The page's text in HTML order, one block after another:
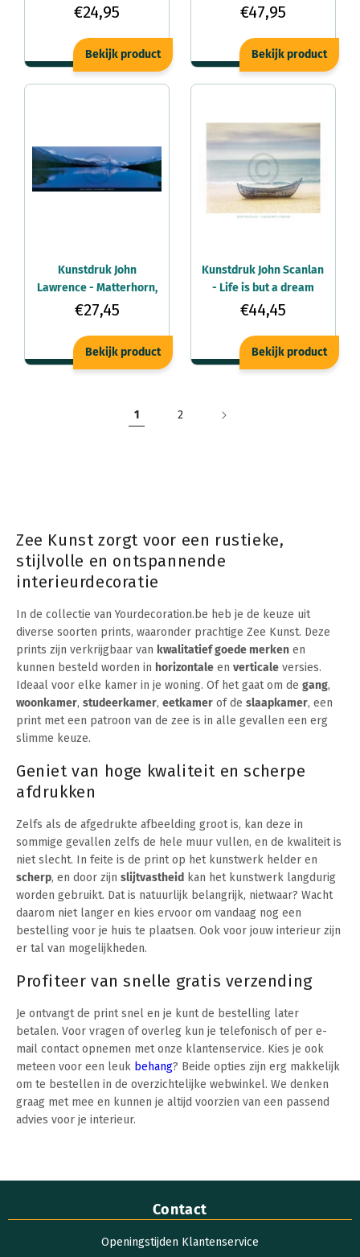
views 95x33cm
€24,95
Bekijk product
€47,95
Bekijk product
Kunstdruk John
Lawrence - Matterhorn,
Zermatt 95x33cm
€27,45
Bekijk product
Kunstdruk John Scanlan
- Life is but a dream
81x66cm
€44,45
Bekijk product
1 2
Zee Kunst zorgt voor een rustieke,
stijlvolle en ontspannende
interieurdecoratie
In de collectie van Yourdecoration.be heb je de keuze uit
diverse soorten prints, waaronder prachtige Zee Kunst. Deze
prints zijn verkrijgbaar van kwalitatief goede merken en
kunnen besteld worden in horizontale en verticale versies.
Ideaal voor elke kamer in je woning. Of het gaat om de gang,
woonkamer, studeerkamer, eetkamer of de slaapkamer, een
print met een patroon van de zee is in alle gevallen een erg
slimme keuze.
Geniet van hoge kwaliteit en scherpe
afdrukken
Zelfs als de afgedrukte afbeelding groot is, kan deze in
sommige gevallen zelfs de hele muur vullen, en de kwaliteit is
niet slecht. In feite is de print op het kunstwerk helder en
scherp, en door zijn slijtvastheid kan het kunstwerk langdurig
worden gebruikt. Dat is natuurlijk belangrijk, nietwaar? Wacht
daarom niet langer en kies ervoor om vandaag nog een
bestelling voor je huis te plaatsen. Ook voor jouw interieur zijn
er tal van mogelijkheden.
Profiteer van snelle gratis verzending
Je ontvangt de print snel en je kunt de bestelling later
betalen. Voor vragen of overleg kun je telefonisch of per e-
mail contact opnemen met onze klantenservice. Kies je ook
meteen voor een leuk behang? Beide opties zijn erg makkelijk
om te bestellen in de overzichtelijke webwinkel. We denken
graag met mee en kunnen je altijd voorzien van een passend
advies voor je interieur.
Contact
Openingstijden Klantenservice